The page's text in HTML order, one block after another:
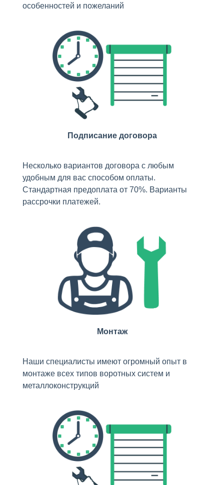
особенностей и пожеланий
Подписание договора
Несколько вариантов договора с любым
удобным для вас способом оплаты.
Стандартная предоплата от 70%. Варианты
рассрочки платежей.
Монтаж
Наши специалисты имеют огромный опыт в
монтаже всех типов воротных систем и
металлоконструкций